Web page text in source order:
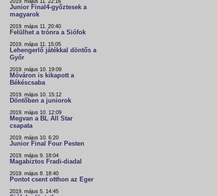
Junior Final4-győztesek a
magyarok
2019. május 11. 20:40
Felülhet a trónra a Siófok
2019. május 11. 15:05
Lehengerlő játékkal döntős a
Győr
2019. május 10. 19:09
Móváron is kikapott a
Békéscsaba
2019. május 10. 15:12
Döntőben a juniorok
2019. május 10. 12:09
Megvan a BL All Star
csapata
2019. május 10. 6:20
Junior Final Four Pesten
2019. május 9. 18:04
Magabiztos Fradi-diadal
2019. május 8. 18:40
Pontot csent otthon az Eger
2019. május 5. 14:45